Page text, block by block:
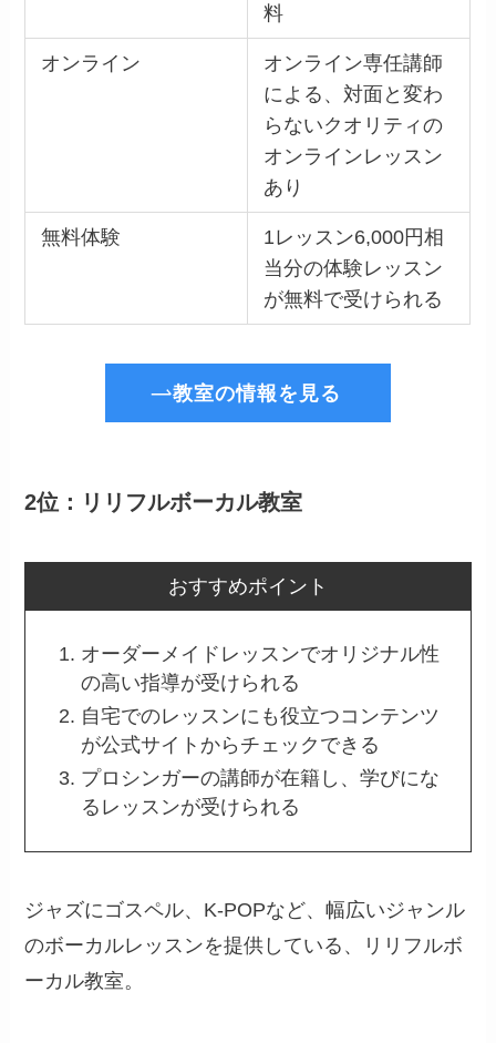
料
オンライン
オンライン専任講師
による、対面と変わ
らないクオリティの
オンラインレッスン
あり
無料体験
1レッスン6,000円相
当分の体験レッスン
が無料で受けられる
教室の情報を見る
2位：リリフルボーカル教室
おすすめポイント
オーダーメイドレッスンでオリジナル性
の高い指導が受けられる
自宅でのレッスンにも役立つコンテンツ
が公式サイトからチェックできる
プロシンガーの講師が在籍し、学びにな
るレッスンが受けられる
ジャズにゴスペル、K-POPなど、幅広いジャンル
のボーカルレッスンを提供している、リリフルボ
ーカル教室。